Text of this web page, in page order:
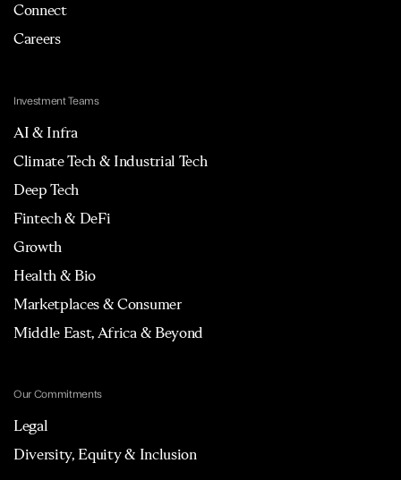
Connect
Careers
Investment Teams
AI & Infra
Climate Tech & Industrial Tech
Deep Tech
Fintech & DeFi
Growth
Health & Bio
Marketplaces & Consumer
Middle East, Africa & Beyond
Our Commitments
Legal
Diversity, Equity & Inclusion